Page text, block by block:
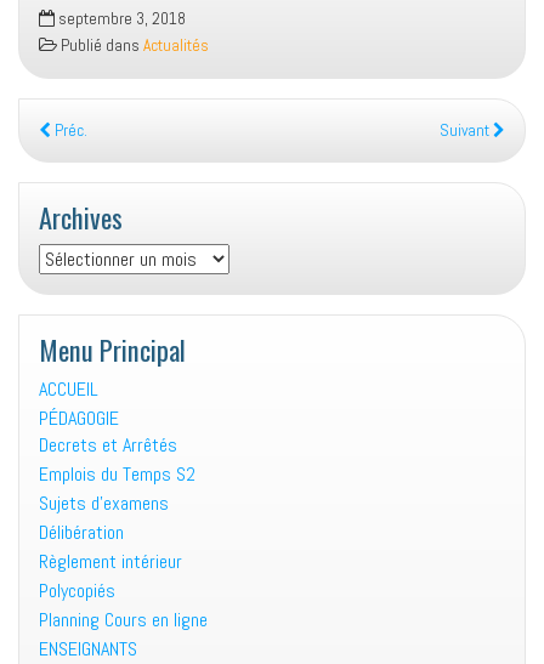
septembre 3, 2018
Publié dans Actualités
Préc. Suivant
Archives
Archives
Menu Principal
ACCUEIL
PÉDAGOGIE
Decrets et Arrêtés
Emplois du Temps S2
Sujets d’examens
Délibération
Règlement intérieur
Polycopiés
Planning Cours en ligne
ENSEIGNANTS